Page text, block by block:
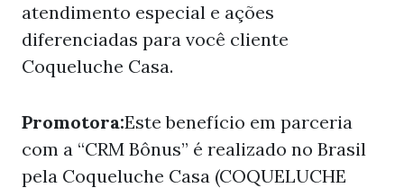
atendimento especial e ações
diferenciadas para você cliente
Coqueluche Casa.
Promotora:Este benefício em parceria
com a “CRM Bônus” é realizado no Brasil
pela Coqueluche Casa (COQUELUCHE